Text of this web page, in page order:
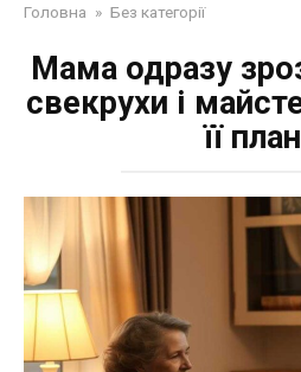
Головна » Без категорії
Мама одразу
свекрухи і
її